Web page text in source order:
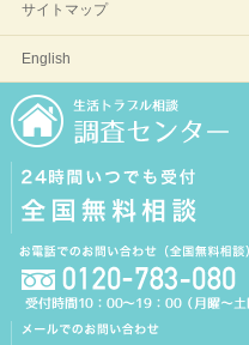
サイトマップ
English